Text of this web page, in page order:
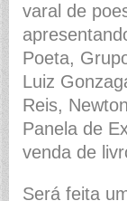
varal de
Poeta,
Luiz
Reis,
Panela de
venda de
Será feita